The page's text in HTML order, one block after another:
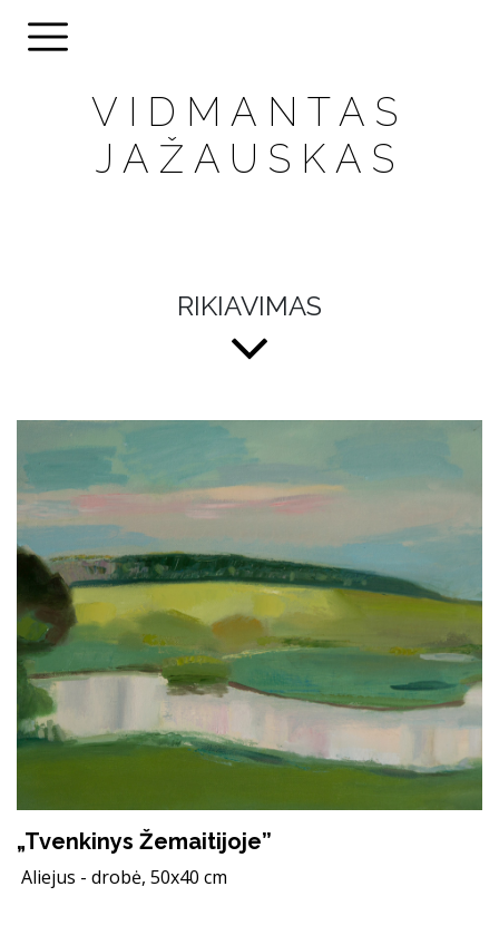
VIDMANTAS
JAŽAUSKAS
RIKIAVIMAS
„Tvenkinys Žemaitijoje”
Aliejus - drobė, 50x40 cm